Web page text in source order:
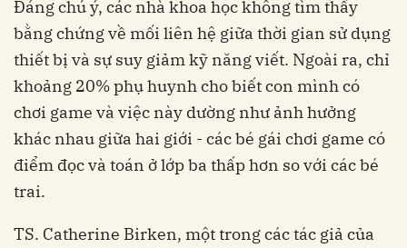
bằng chứng về mối liên hệ giữa thời gian sử dụng
thiết bị và sự suy giảm kỹ năng viết. Ngoài ra, chỉ
khoảng 20% phụ huynh cho biết con mình có
chơi game và việc này dường như ảnh hưởng
khác nhau giữa hai giới - các bé gái chơi game có
điểm đọc và toán ở lớp ba thấp hơn so với các bé